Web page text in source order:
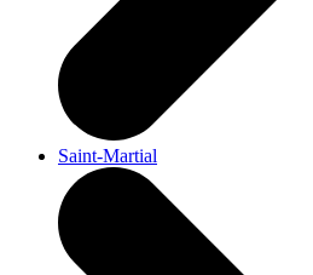
Saint-Martial